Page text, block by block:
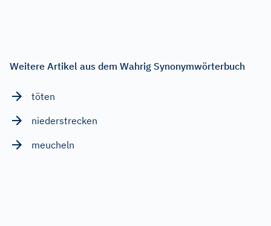
Weitere Artikel aus dem Wahrig Synonymwörterbuch
töten
niederstrecken
meucheln